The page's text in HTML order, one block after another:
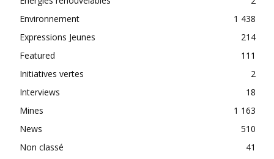
Environnement
1 438
Expressions Jeunes
214
Featured
111
Initiatives vertes
2
Interviews
18
Mines
1 163
News
510
Non classé
41